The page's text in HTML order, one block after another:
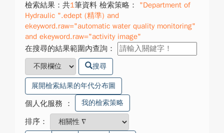
檢索結果：共1筆資料 檢索策略：
"Department of
Hydraulic ".edept (精準) and
ekeyword.raw="automatic water quality monitoring"
and ekeyword.raw="activity image"
在搜尋的結果範圍內查詢：
搜尋
展開檢索結果的年代分布圖
個人化服務 ： 我的檢索策略
排序：